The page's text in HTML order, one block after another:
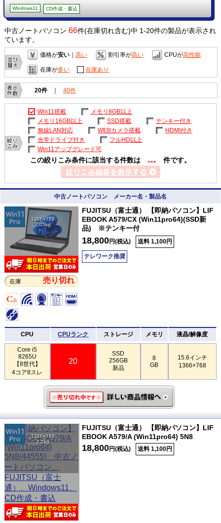
Windows11 CD作成・書込
中古ノートパソコン 66件(在庫切れ含む)中 1-20件の製品が表示され
ています。
価格が安い｜ 高い 割引率が高い CPUが高性能
在庫が多い 在庫あり
20件 ｜ 40件
Win11搭載
メモリ8GB以上
メモリ16GB以上
SSD搭載
テンキー付き
無線LAN対応
WEBカメラ搭載
HDMI付き
光学ドライブ付き
フルHD以上
Win11アップグレード可
この絞りこみ条件に該当する件数は ... 件です。
中古ノートパソコン メーカー名・製品名
1366×768
2.05kg
在庫 売り切れ
FUJITSU（富士通） 【即納パソコン】LIF
EBOOK A579/CX (Win11pro64)(SSD新
品) ※テンキー付
18,800円(税込) 送料 1,100円
テレワーク推奨
CPU CPUランク ストレージ メモリ 液晶/解像度
Core i5
8265U
【8世代】
4コア8スレ
20
SSD
256GB
新品
8
GB
15.6インチ
1366×768
1366×768
2.2kg
FUJITSU（富士通） 【即納パソコン】LIF
EBOOK A579/A (Win11pro64) 5N8
18,800円(税込) 送料 1,100円